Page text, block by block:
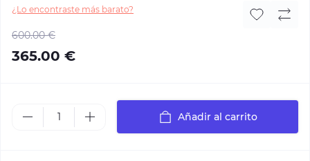
¿Lo encontraste más barato?
600.00 €
365.00 €
Añadir al carrito